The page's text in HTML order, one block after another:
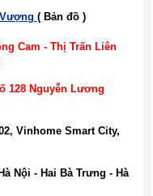
( Bản đồ )
Cam - Thị Trấn Liên
128 Nguyễn Lương
Vinhome Smart City,
Nội - Hai Bà Trưng - Hà